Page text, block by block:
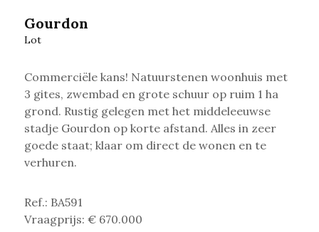
Gourdon
Lot
Commerciële kans! Natuurstenen woonhuis met
3 gites, zwembad en grote schuur op ruim 1 ha
grond. Rustig gelegen met het middeleeuwse
stadje Gourdon op korte afstand. Alles in zeer
goede staat; klaar om direct de wonen en te
verhuren.
Ref.: BA591
Vraagprijs: € 670.000